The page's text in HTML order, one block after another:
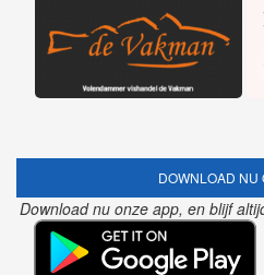
DOWNLOAD NU
Download nu onze app, en blijf